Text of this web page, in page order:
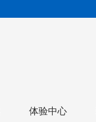
体验中心